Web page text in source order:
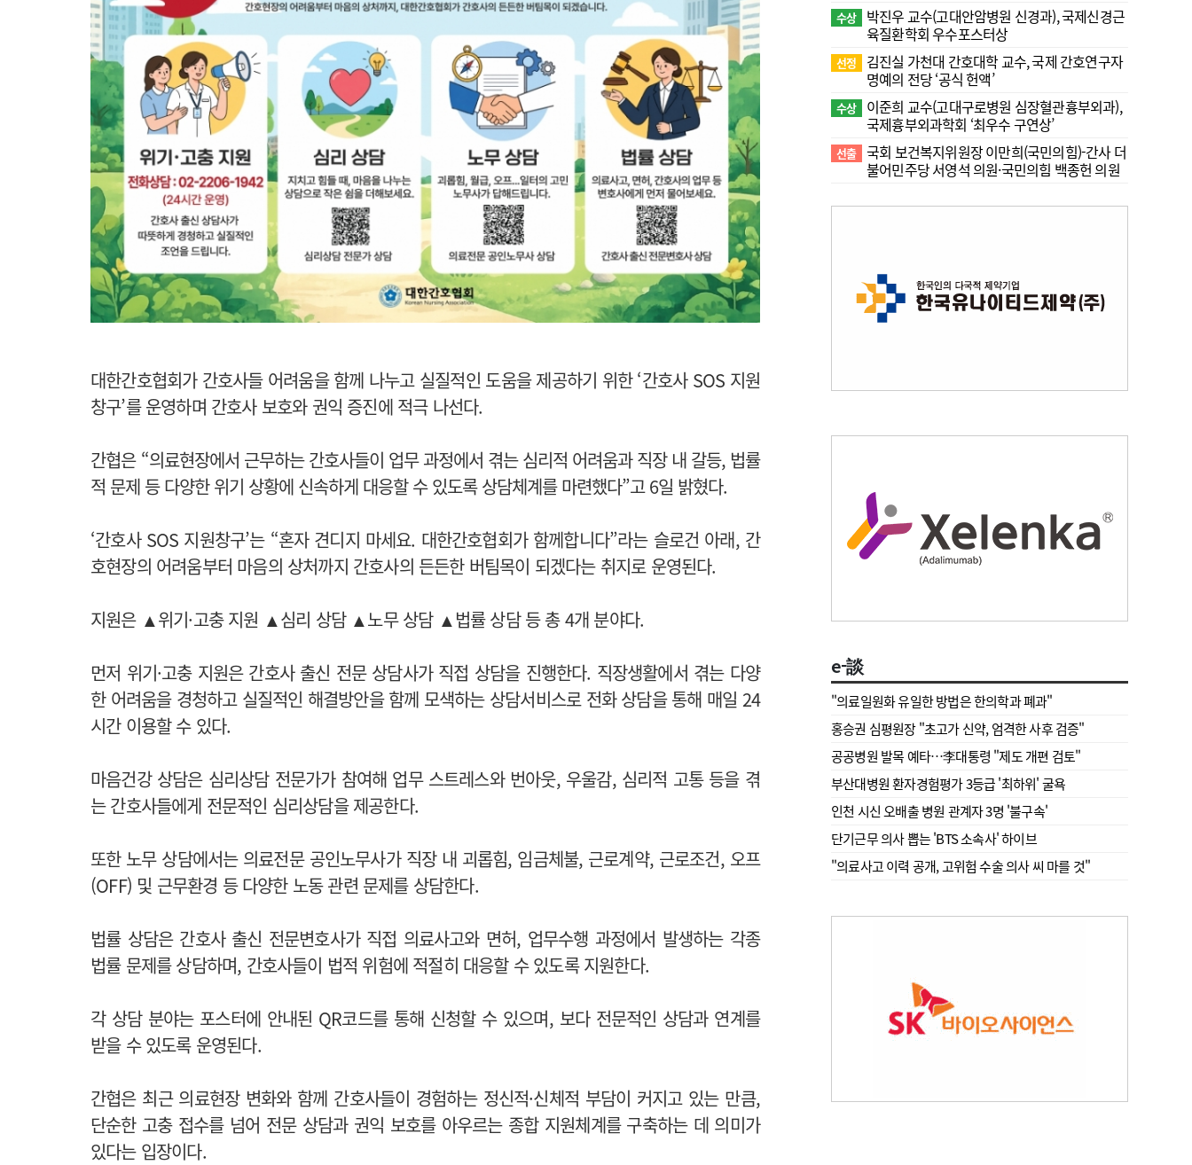
대한간호협회가 간호사들 어려움을 함께 나누고 실질적인 도움을 제공하기 위한 ‘간호사 SOS 지원
창구’를 운영하며 간호사 보호와 권익 증진에 적극 나선다.
간협은 “의료현장에서 근무하는 간호사들이 업무 과정에서 겪는 심리적 어려움과 직장 내 갈등, 법률
적 문제 등 다양한 위기 상황에 신속하게 대응할 수 있도록 상담체계를 마련했다”고 6일 밝혔다.
‘간호사 SOS 지원창구’는 “혼자 견디지 마세요. 대한간호협회가 함께합니다”라는 슬로건 아래, 간
호현장의 어려움부터 마음의 상처까지 간호사의 든든한 버팀목이 되겠다는 취지로 운영된다.
지원은 ▲위기·고충 지원 ▲심리 상담 ▲노무 상담 ▲법률 상담 등 총 4개 분야다.
먼저 위기·고충 지원은 간호사 출신 전문 상담사가 직접 상담을 진행한다. 직장생활에서 겪는 다양
한 어려움을 경청하고 실질적인 해결방안을 함께 모색하는 상담서비스로 전화 상담을 통해 매일 24
시간 이용할 수 있다.
마음건강 상담은 심리상담 전문가가 참여해 업무 스트레스와 번아웃, 우울감, 심리적 고통 등을 겪
는 간호사들에게 전문적인 심리상담을 제공한다.
또한 노무 상담에서는 의료전문 공인노무사가 직장 내 괴롭힘, 임금체불, 근로계약, 근로조건, 오프
(OFF) 및 근무환경 등 다양한 노동 관련 문제를 상담한다.
법률 상담은 간호사 출신 전문변호사가 직접 의료사고와 면허, 업무수행 과정에서 발생하는 각종
법률 문제를 상담하며, 간호사들이 법적 위험에 적절히 대응할 수 있도록 지원한다.
각 상담 분야는 포스터에 안내된 QR코드를 통해 신청할 수 있으며, 보다 전문적인 상담과 연계를
받을 수 있도록 운영된다.
간협은 최근 의료현장 변화와 함께 간호사들이 경험하는 정신적·신체적 부담이 커지고 있는 만큼,
단순한 고충 접수를 넘어 전문 상담과 권익 보호를 아우르는 종합 지원체계를 구축하는 데 의미가
있다는 입장이다.
수상
박진우 교수(고대안암병원 신경과), 국제신경근
육질환학회 우수포스터상
선정
김진실 가천대 간호대학 교수, 국제 간호연구자
명예의 전당 ‘공식 헌액’
수상
이준희 교수(고대구로병원 심장혈관흉부외과),
국제흉부외과학회 ‘최우수 구연상’
선출 국회 보건복지위원장 이만희(국민의힘)-간사 더
불어민주당 서영석 의원·국민의힘 백종헌 의원
e-談
"의료일원화 유일한 방법은 한의학과 폐과"
홍승권 심평원장 " 초고가 신약, 엄격한 사후 검증"
공공병원 발목 예타…李대통령 "제도 개편 검토"
부산대병원 환자경험평가 3등급 '최하위' 굴욕
인천 시신 오배출 병원 관계자 3명 '불구속'
단기근무 의사 뽑는 'BTS 소속사' 하이브
"의료사고 이력 공개, 고위험 수술 의사 씨 마를 것"